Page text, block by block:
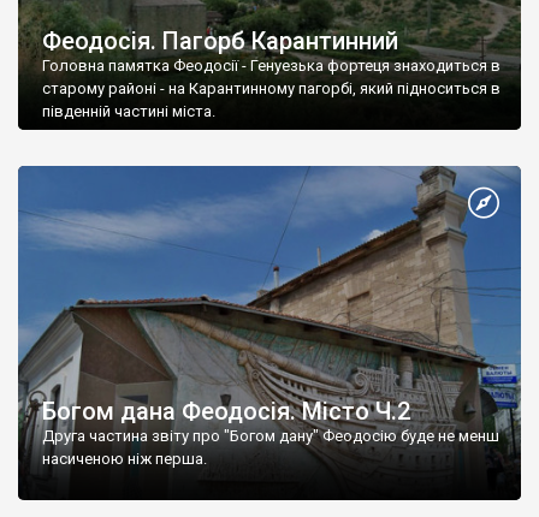
Феодосія. Пагорб Карантинний
Головна памятка Феодосії - Генуезька фортеця знаходиться в
старому районі - на Карантинному пагорбі, який підноситься в
південній частині міста.
Богом дана Феодосія. Місто Ч.2
Друга частина звіту про "Богом дану" Феодосію буде не менш
насиченою ніж перша.